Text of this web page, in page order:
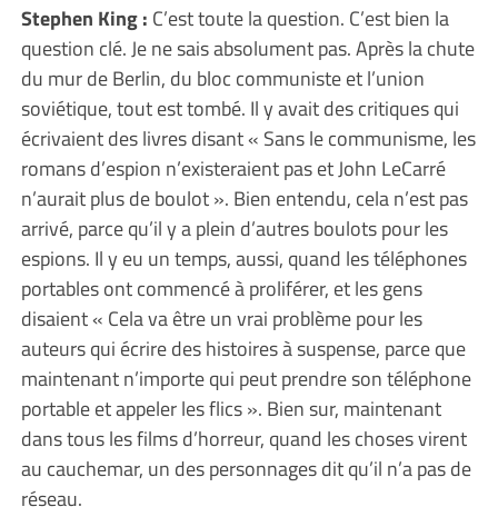
Stephen King : C’est toute la question. C’est bien la
question clé. Je ne sais absolument pas. Après la chute
du mur de Berlin, du bloc communiste et l’union
soviétique, tout est tombé. Il y avait des critiques qui
écrivaient des livres disant « Sans le communisme, les
romans d’espion n’existeraient pas et John LeCarré
n’aurait plus de boulot ». Bien entendu, cela n’est pas
arrivé, parce qu’il y a plein d’autres boulots pour les
espions. Il y eu un temps, aussi, quand les téléphones
portables ont commencé à proliférer, et les gens
disaient « Cela va être un vrai problème pour les
auteurs qui écrire des histoires à suspense, parce que
maintenant n’importe qui peut prendre son téléphone
portable et appeler les flics ». Bien sur, maintenant
dans tous les films d’horreur, quand les choses virent
au cauchemar, un des personnages dit qu’il n’a pas de
réseau.